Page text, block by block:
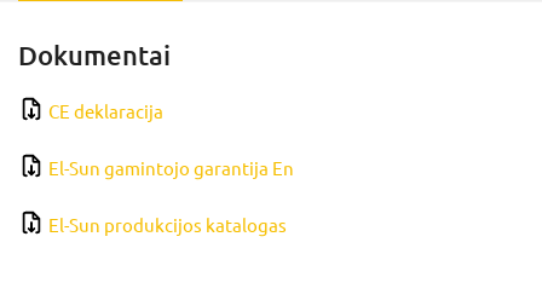
Dokumentai
CE deklaracija
El-Sun gamintojo garantija En
El-Sun produkcijos katalogas